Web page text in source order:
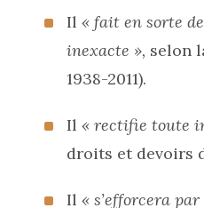
Il « fait en sorte
inexacte », selon
1938-2011).
Il « rectifie toute
droits et devoirs
Il « s’efforcera